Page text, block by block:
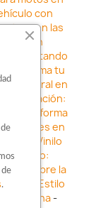
con
en las
en
Resaltando
Transforma tu
integral en
Transforma
coches en
estilo: Vinilo
Estilo:
-Descubre la
Estilo
Barcelona-
de
.